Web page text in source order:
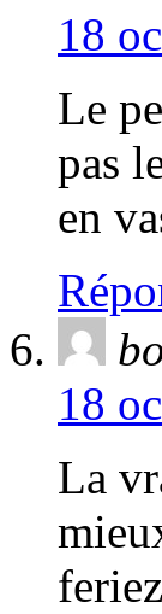
18
Le
pas
en
18
La